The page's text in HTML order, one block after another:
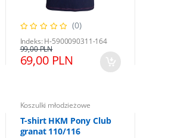
(0)
Indeks: H-5900090311-164
69,00 PLN
99,00 PLN
Koszulki młodzieżowe
T-shirt HKM Pony Club
granat 110/116